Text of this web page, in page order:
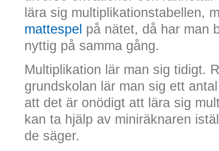
lära sig multiplikationstabellen,
mattespel på nätet, då har man
nyttig på samma gång.
Multiplikation lär man sig tidigt.
grundskolan lär man sig ett
att det är onödigt att lära sig
kan ta hjälp av miniräknaren
de säger.